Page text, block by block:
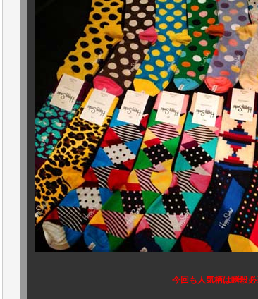
今回も人気柄は瞬殺必至